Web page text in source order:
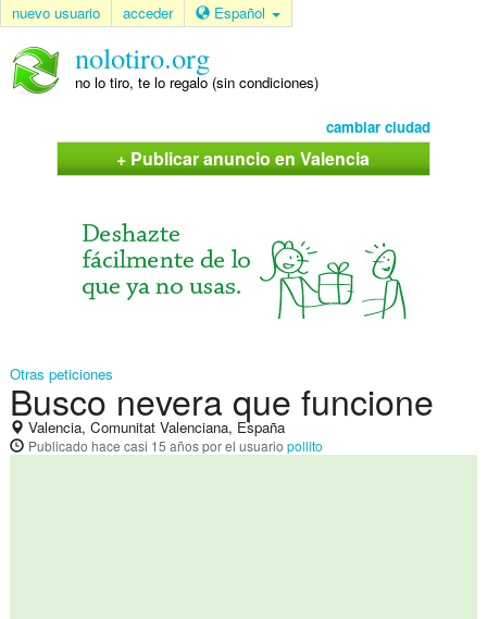
nuevo usuario acceder Español
nolotiro.org
no lo tiro, te lo regalo (sin condiciones)
cambiar ciudad
+ Publicar anuncio en Valencia
Otras peticiones
Busco nevera que funcione
Valencia, Comunitat Valenciana, España
Publicado hace casi 15 añospor el usuario pollito